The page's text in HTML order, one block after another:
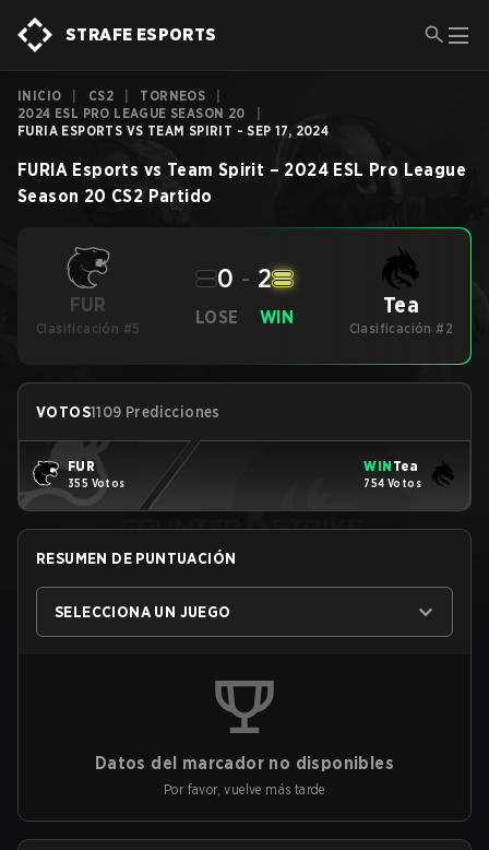
STRAFE ESPORTS
INICIO CS2 TORNEOS
2024 ESL PRO LEAGUE SEASON 20
FURIA ESPORTS VS TEAM SPIRIT - SEP 17, 2024
FURIA Esports vs Team Spirit – 2024 ESL Pro League
Season 20 CS2 Partido
FUR
Clasificación #5
LOSE
0 - 2
WIN Tea
Clasificación #2
VOTOS1109 Predicciones
FUR
355 Votos
WIN Tea
754 Votos
RESUMEN DE PUNTUACIÓN
SELECCIONA UN JUEGO
Datos del marcador no disponibles
Por favor, vuelve más tarde